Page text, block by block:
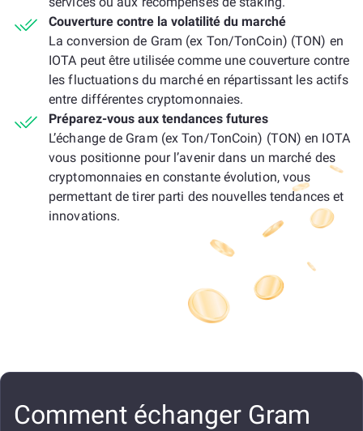
Couverture contre la volatilité du marché
La conversion de Gram (ex Ton/TonCoin) (TON) en
IOTA peut être utilisée comme une couverture contre
les fluctuations du marché en répartissant les actifs
entre différentes cryptomonnaies.
Préparez-vous aux tendances futures
L’échange de Gram (ex Ton/TonCoin) (TON) en IOTA
vous positionne pour l’avenir dans un marché des
cryptomonnaies en constante évolution, vous
permettant de tirer parti des nouvelles tendances et
innovations.
Comment échanger Gram